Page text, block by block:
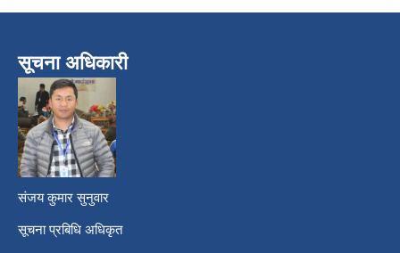
सूचना अधिकारी
संजय कुमार सुनुवार
सूचना प्रबिधि अधिकृत